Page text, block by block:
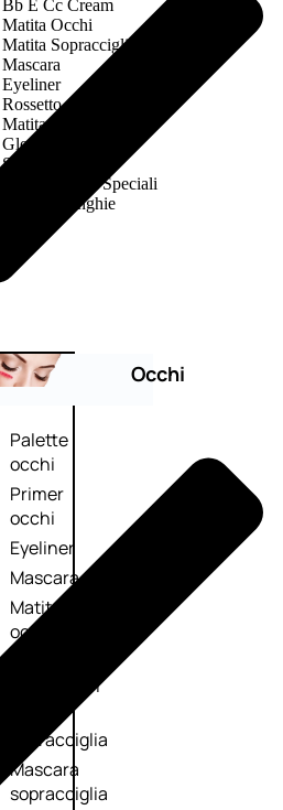
Bb E Cc Cream
Matita Occhi
Matita Sopracciglia
Mascara
Eyeliner
Rossetto
Matita Labbra
Gloss
Smalto
Smalto Effetti Speciali
Solventi Unghie
Occhi
Palette
occhi
Primer
occhi
Eyeliner
Mascara
Matita
occhi
e correttori
sopracciglia
Mascara
sopracciglia